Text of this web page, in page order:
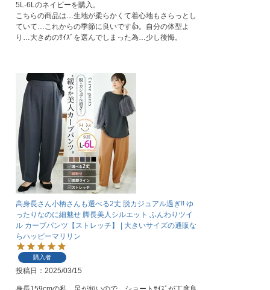
5L-6Lのネイビーを購入。
こちらの商品は…生地が柔らかくて着心地もさらっとし
ていて…これからの季節に良いです👍。自分の体型よ
高身長さん小柄さんも選べる2丈 脱カジュアル過ぎ!! ゆ
ったりなのに細魅せ 脚長美人シルエット ふんわりツイ
ル カーブパンツ【ストレッチ】 | 大きいサイズの通販な
らハッピーマリリン
購入者
投稿日 2025/03/15